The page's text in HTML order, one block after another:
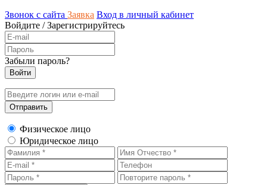
Звонок с сайта Заявка Вход в личный кабинет
Войдите /Зарегистрируйтесь
Забыли пароль?
Физическое лицо
Юридическое лицо